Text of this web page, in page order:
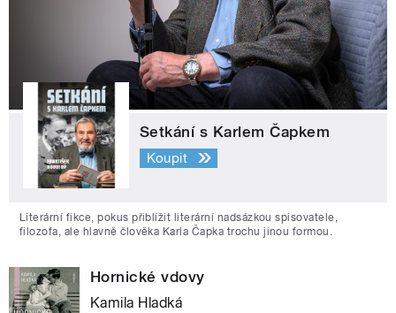
Setkání s Karlem Čapkem
Koupit
Literární fikce, pokus přiblížit literární nadsázkou spisovatele,
filozofa, ale hlavně člověka Karla Čapka trochu jinou formou.
Hornické vdovy
Kamila Hladká